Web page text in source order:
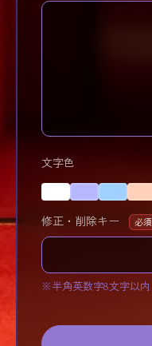
文字色
修正・削除キー 必須
※半角英数字8文字以内